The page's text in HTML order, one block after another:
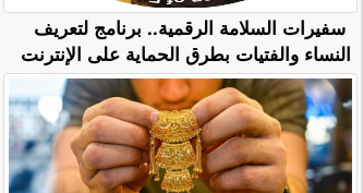
سفيرات السلامة الرقمية.. برنامج لتعريف
النساء والفتيات بطرق الحماية على الإنترنت